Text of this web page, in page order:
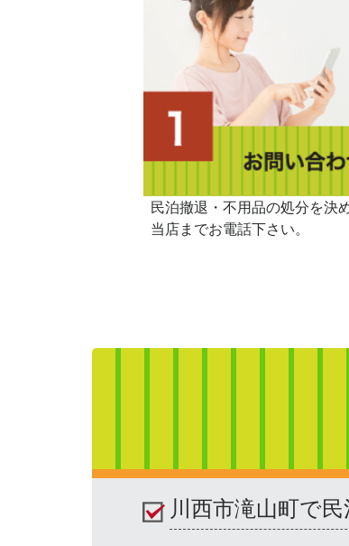
民泊撤退・不用品の処分を決
当店までお電話下さい。
川西市滝山町で